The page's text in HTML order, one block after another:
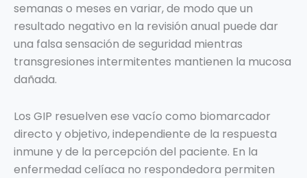
semanas o meses en variar, de modo que un
resultado negativo en la revisión anual puede dar
una falsa sensación de seguridad mientras
transgresiones intermitentes mantienen la mucosa
dañada.
Los GIP resuelven ese vacío como biomarcador
directo y objetivo, independiente de la respuesta
inmune y de la percepción del paciente. En la
enfermedad celíaca no respondedora permiten